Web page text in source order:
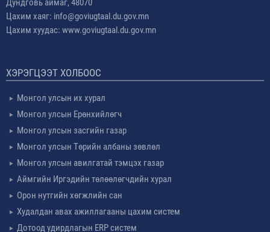
Цахим хаяг: info@goviugtaal.du.gov.mn
Цахим хуудас: www.goviugtaal.du.gov.mn
ХЭРЭГЦЭЭТ ХОЛБООС
Монгол улсын их хурал
Монгол улсын Ерөнхийлөгч
Монгол улсын засгийн газар
Монгол улсын Төрийн албаны зөвлөл
Монгол улсын авилгатай тэмцэх газар
Аймгийн Иргэдийн төлөөлөгчдийн хурал
Орон нутгийн хөгжлийн сан
Худалдан авах ажиллагааны цахим систем
Дотоод удирдлагын ERP систем